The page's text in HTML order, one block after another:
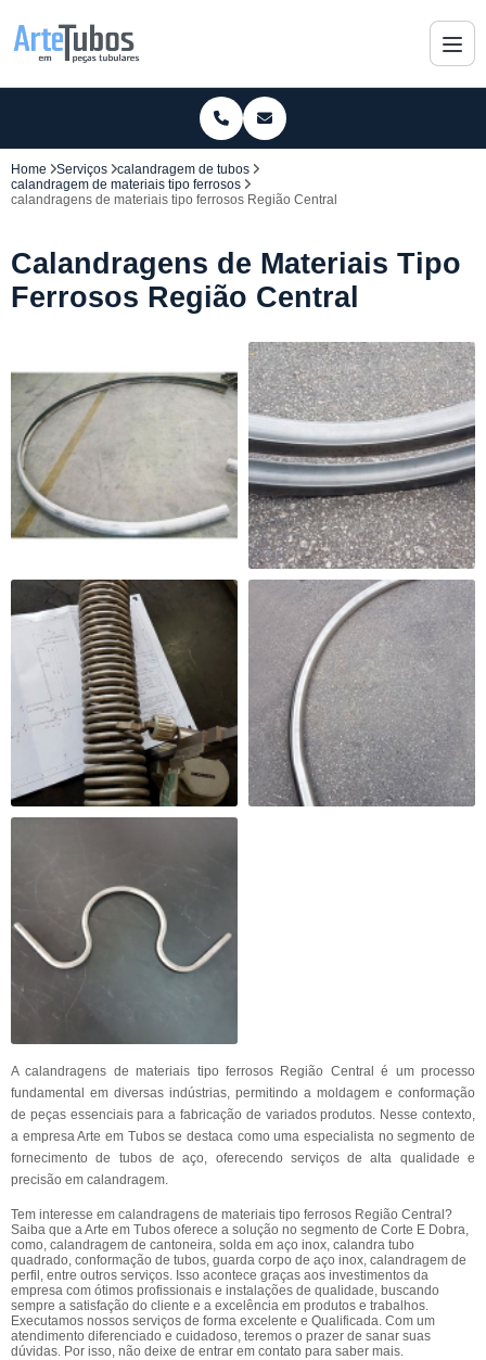
Home Serviços
calandragem de tubos
calandragem de materiais tipo ferrosos
calandragens de materiais tipo ferrosos Região Central
Calandragens de Materiais Tipo
Ferrosos Região Central
A calandragens de materiais tipo ferrosos Região Central é um processo
fundamental em diversas indústrias, permitindo a moldagem e conformação
de peças essenciais para a fabricação de variados produtos. Nesse contexto,
a empresa Arte em Tubos se destaca como uma especialista no segmento de
fornecimento de tubos de aço, oferecendo serviços de alta qualidade e
precisão em calandragem.
Tem interesse em calandragens de materiais tipo ferrosos Região Central?
Saiba que a Arte em Tubos oferece a solução no segmento de Corte E Dobra,
como, calandragem de cantoneira, solda em aço inox, calandra tubo
quadrado, conformação de tubos, guarda corpo de aço inox, calandragem de
perfil, entre outros serviços. Isso acontece graças aos investimentos da
empresa com ótimos profissionais e instalações de qualidade, buscando
sempre a satisfação do cliente e a excelência em produtos e trabalhos.
Executamos nossos serviços de forma excelente e Qualificada. Com um
atendimento diferenciado e cuidadoso, teremos o prazer de sanar suas
dúvidas. Por isso, não deixe de entrar em contato para saber mais.